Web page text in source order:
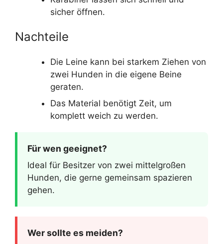
sicher öffnen.
Nachteile
Die Leine kann bei starkem Ziehen von
zwei Hunden in die eigene Beine
geraten.
Das Material benötigt Zeit, um
komplett weich zu werden.
Für wen geeignet?
Ideal für Besitzer von zwei mittelgroßen
Hunden, die gerne gemeinsam spazieren
gehen.
Wer sollte es meiden?